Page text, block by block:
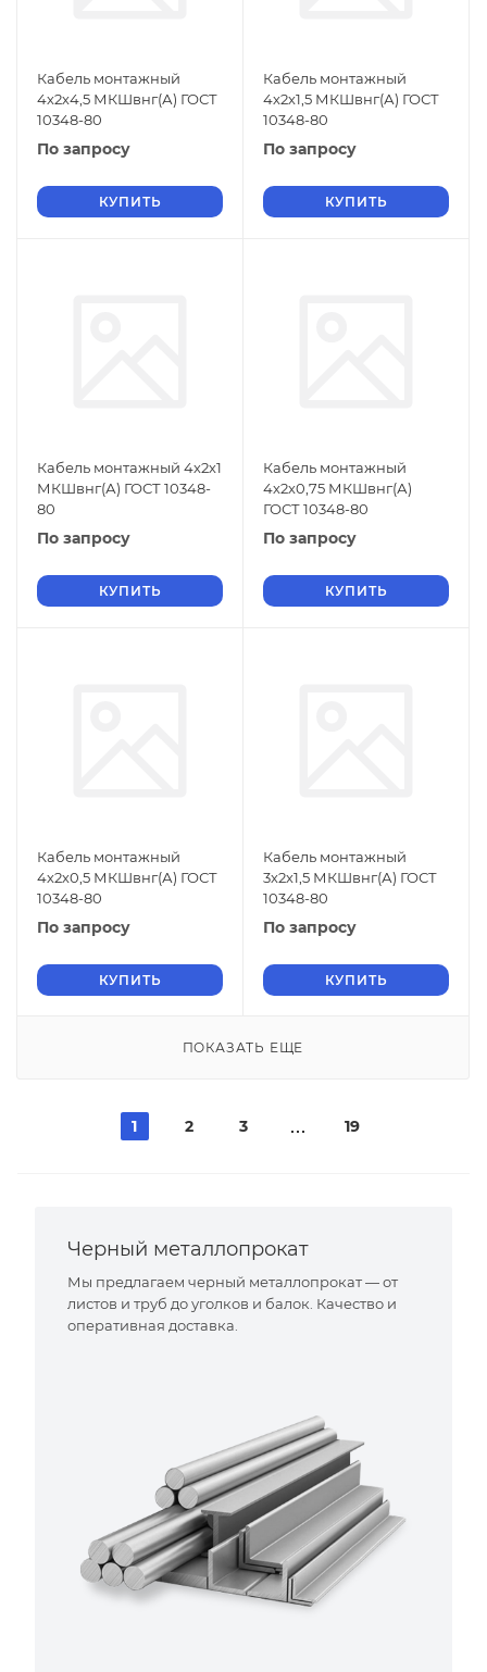
Кабель монтажный
4х2х4,5 МКШвнг(А) ГОСТ
10348-80
По запросу
КУПИТЬ
Кабель монтажный
4х2х1,5 МКШвнг(А) ГОСТ
10348-80
По запросу
КУПИТЬ
Кабель монтажный 4х2х1
МКШвнг(А) ГОСТ 10348-
80
По запросу
КУПИТЬ
Кабель монтажный
4х2х0,75 МКШвнг(А)
ГОСТ 10348-80
По запросу
КУПИТЬ
Кабель монтажный
4х2х0,5 МКШвнг(А) ГОСТ
10348-80
По запросу
КУПИТЬ
Кабель монтажный
3х2х1,5 МКШвнг(А) ГОСТ
10348-80
По запросу
КУПИТЬ
ПОКАЗАТЬ ЕЩЕ
1 2 3 19
Черный металлопрокат
Мы предлагаем черный металлопрокат — от
листов и труб до уголков и балок. Качество и
оперативная доставка.